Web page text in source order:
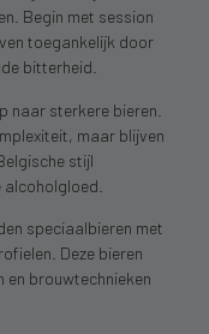
Begin met session
toegankelijk door
bitterheid.
naar sterkere bieren.
maar blijven
stijl
speciaalbieren met
Deze bieren
en brouwtechnieken